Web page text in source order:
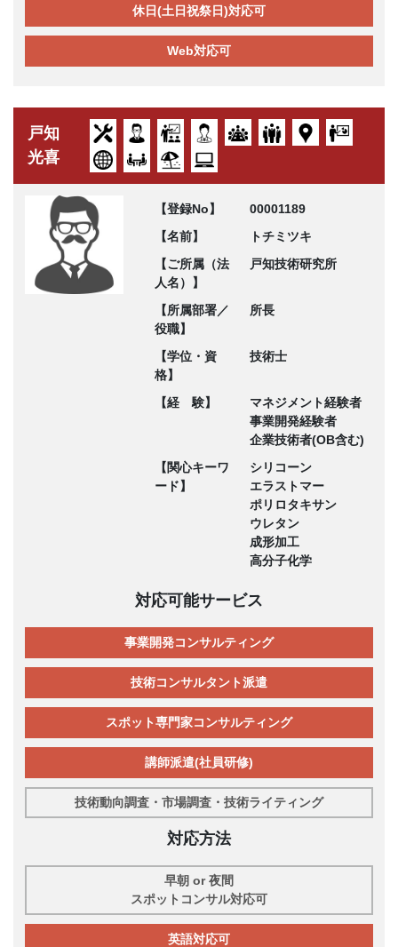
休日(土日祝祭日)対応可
Web対応可
戸知
光喜
【登録No】
00001189
【名前】
トチミツキ
【ご所属（法
人名）】
戸知技術研究所
【所属部署／
役職】
所長
【学位・資
格】
技術士
【経 験】
マネジメント経験者
事業開発経験者
企業技術者(OB含む)
【関心キーワ
ード】
シリコーン
エラストマー
ポリロタキサン
ウレタン
成形加工
高分子化学
対応可能サービス
事業開発コンサルティング
技術コンサルタント派遣
スポット専門家コンサルティング
講師派遣(社員研修)
技術動向調査・市場調査・技術ライティング
対応方法
早朝 or 夜間
スポットコンサル対応可
英語対応可